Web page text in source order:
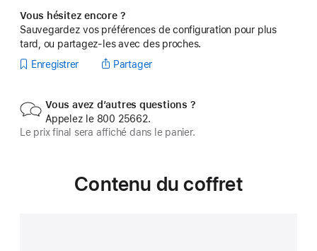
Vous hésitez encore ?
Sauvegardez vos préférences de configuration pour plus
tard, ou partagez-les avec des proches.
Enregistrer
Partager
Vous avez d’autres questions ?
Appelez le 800 25662.
Le prix final sera affiché dans le panier.
Contenu du coffret